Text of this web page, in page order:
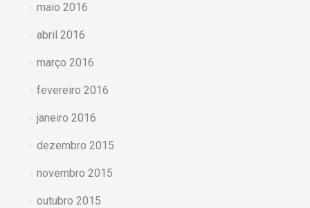
maio 2016
abril 2016
março 2016
fevereiro 2016
janeiro 2016
dezembro 2015
novembro 2015
outubro 2015